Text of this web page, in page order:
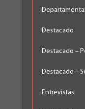
Departamental
Destacado
Destacado –
Destacado –
Entrevistas